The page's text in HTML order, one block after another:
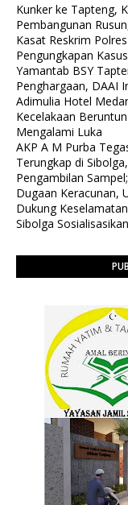
Kunker ke Tapteng,
Pembangunan
Kasat Reskrim
Pengungkapan
Yamantab BSY
Penghargaan, DAAI
Adimulia Hotel
Kecelakaan
Mengalami Luka
AKP A M Purba
Terungkap di
Pengambilan
Dugaan Keracunan,
Dukung
Sibolga